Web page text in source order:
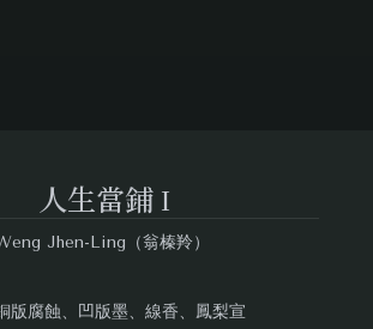
人生當鋪 I
Jhen-Ling（翁榛羚）
版腐蝕、凹版墨、線香、鳳梨宣